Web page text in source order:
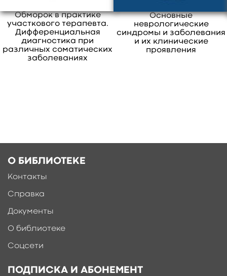
семейных врачей, врачей смежных
специальностей первичного звена
здравоохранения.
свернуть
Обморок в практике
участкового терапевта.
Дифференциальная
диагностика при
различных соматических
заболеваниях
Основные
неврологические
синдромы и заболевания
и их клинические
проявления
О БИБЛИОТЕКЕ
Контакты
Справка
Документы
О библиотеке
Соцсети
ПОДПИСКА И АБОНЕМЕНТ